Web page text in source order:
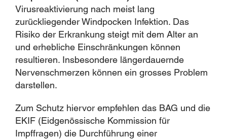
Virusreaktivierung nach meist lang
zurückliegender Windpocken Infektion. Das
Risiko der Erkrankung steigt mit dem Alter an
und erhebliche Einschränkungen können
resultieren. Insbesondere längerdauernde
Nervenschmerzen können ein grosses Problem
darstellen.
Zum Schutz hiervor empfehlen das BAG und die
EKIF (Eidgenössische Kommission für
Impffragen) die Durchführung einer